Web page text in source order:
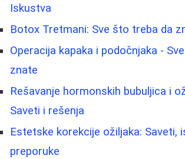
Iskustva
Botox Tretmani: Sve što treba da
Operacija kapaka i podočnjaka -
znate
Rešavanje hormonskih bubuljica i
Saveti i rešenja
Estetske korekcije ožiljaka: Saveti,
preporuke